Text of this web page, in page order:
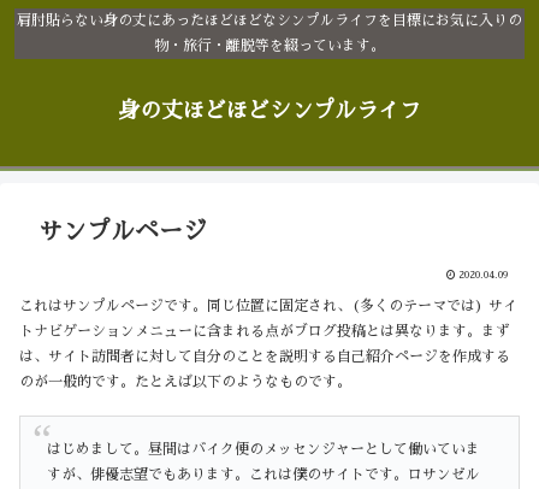
肩肘貼らない身の丈にあったほどほどなシンプルライフを目標にお気に入りの
物・旅行・離脱等を綴っています。
身の丈ほどほどシンプルライフ
サンプルページ
2020.04.09
これはサンプルページです。同じ位置に固定され、(多くのテーマでは) サイ
トナビゲーションメニューに含まれる点がブログ投稿とは異なります。まず
は、サイト訪問者に対して自分のことを説明する自己紹介ページを作成する
のが一般的です。たとえば以下のようなものです。
はじめまして。昼間はバイク便のメッセンジャーとして働いていま
すが、俳優志望でもあります。これは僕のサイトです。ロサンゼル